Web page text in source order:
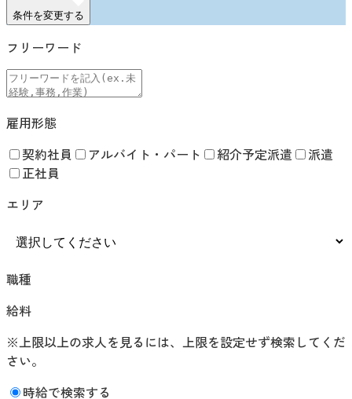
条件を変更する
フリーワード
雇用形態
契約社員 アルバイト・パート 紹介予定派遣
派遣
正社員
エリア
職種
給料
※上限以上の求人を見るには、上限を設定せず検索してくだ
さい。
時給で検索する